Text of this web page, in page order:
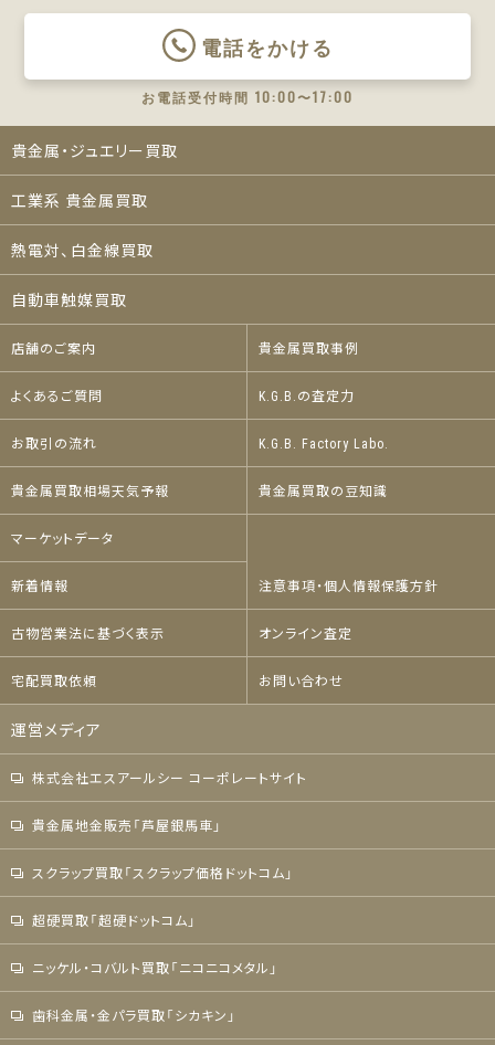
電話をかける
お電話受付時間 10:00〜17:00
貴金属・ジュエリー買取
工業系 貴金属買取
熱電対、白金線買取
自動車触媒買取
店舗のご案内 貴金属買取事例
よくあるご質問 K.G.B.の査定力
お取引の流れ K.G.B. Factory Labo.
貴金属買取相場天気予報 貴金属買取の豆知識
マーケットデータ
新着情報 注意事項・個人情報保護方針
古物営業法に基づく表示 オンライン査定
宅配買取依頼 お問い合わせ
運営メディア
株式会社エスアールシー コーポレートサイト
貴金属地金販売「芦屋銀馬車」
スクラップ買取「スクラップ価格ドットコム」
超硬買取「超硬ドットコム」
ニッケル・コバルト買取「ニコニコメタル」
歯科金属・金パラ買取「シカキン」